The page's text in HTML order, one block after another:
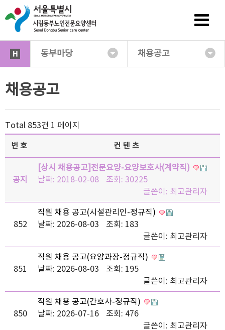
동부마당 채용공고
채용공고
Total 853건 1 페이지
번호 컨텐츠
공지
[상시 채용공고]전문요양-요양보호사(계약직)
날짜: 2018-02-08
조회: 30225
글쓴이: 최고관리자
852
직원 채용 공고(시설관리인-정규직)
날짜: 2026-08-03
조회: 183
글쓴이: 최고관리자
851
직원 채용 공고(요양과장-정규직)
날짜: 2026-08-03
조회: 195
글쓴이: 최고관리자
850
직원 채용 공고(간호사-정규직)
날짜: 2026-07-16
조회: 476
글쓴이: 최고관리자